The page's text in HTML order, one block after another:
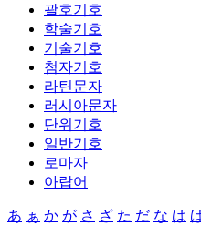
괄호기호
학술기호
기술기호
첨자기호
라틴문자
러시아문자
단위기호
일반기호
로마자
아랍어
あ ぁ か が さ ざ た だ な は